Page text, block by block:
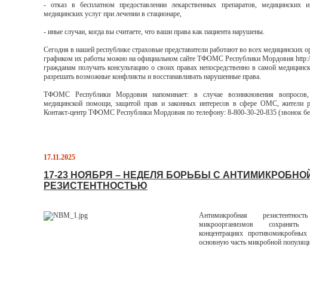
- отказ в бесплатном предоставлении лекарственных препаратов, медицинских
медицинских услуг при лечении в стационаре,
- иные случаи, когда вы считаете, что ваши права как пациента нарушены.
Сегодня в нашей республике страховые представители работают во всех медицинских
графиком их работы можно на официальном сайте ТФОМС Республики Мордовия
гражданам получать консультацию о своих правах непосредственно в самой
разрешать возможные конфликты и восстанавливать нарушенные права.
ТФОМС Республики Мордовия напоминает: в случае возникновения
медицинской помощи, защитой прав и законных интересов в сфере ОМС, жители
Контакт-центр ТФОМС Республики Мордовия по телефону: 8-800-30-20-835 (звонок
17.11.2025
17-23 НОЯБРЯ – НЕДЕЛЯ БОРЬБЫ С
РЕЗИСТЕНТНОСТЬЮ
Антимикробная
микроорганизмов
концентрациях
основную часть микробной